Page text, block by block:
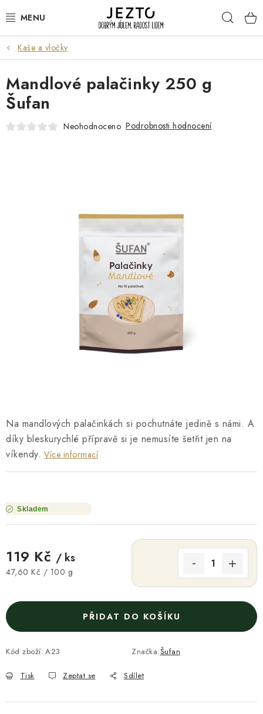
na
DÁRKOVÉ SADY
TRVANLIVÉ
DROGERIE A KOSMETIKA
FIREMNÍ DÁRKY
Kaše a vločky
Na mandlových palačinkách si pochutnáte jedině s námi. A
díky bleskurychlé přípravě si je nemusíte šetřit jen na
víkendy. Více informací
Skladem
119 Kč / ks
Měrná cena:
47,60 Kč / 100 g
PŘIDAT DO KOŠÍKU
Kód zboží: A23 Značka:Šufan
Tisk Zeptat se Sdílet
Mandlové palačinky 250 g
Šufan
Neohodnoceno Podrobnosti hodnocení